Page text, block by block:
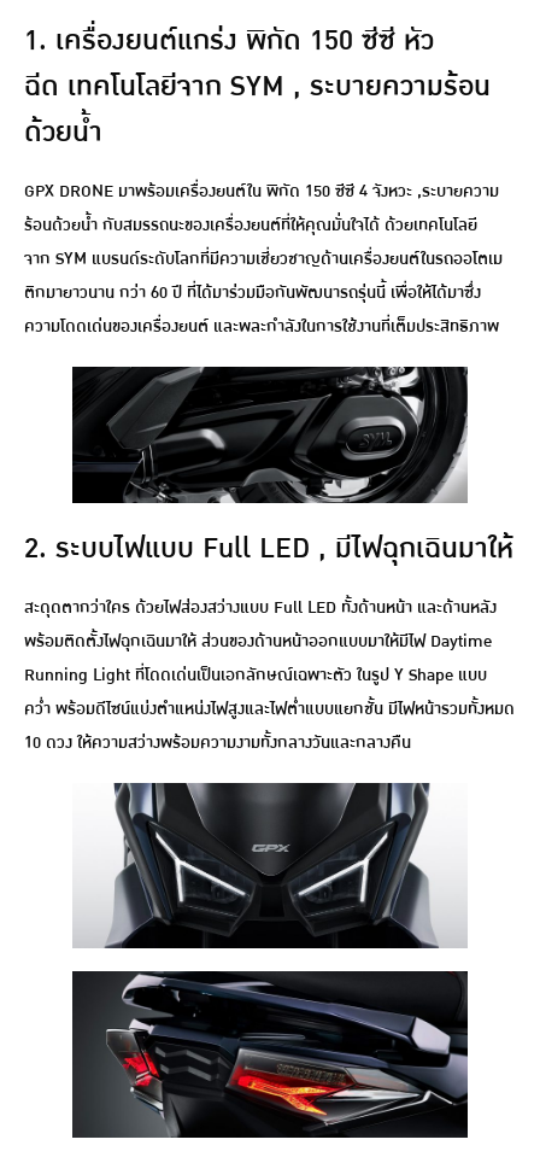
1. เครื่องยนต์แกร่ง พิกัด 150 ซีซี หัว
ฉีด เทคโนโลยีจาก SYM , ระบายความร้อน
ด้วยน้ำ
GPX DRONE มาพร้อมเครื่องยนต์ใน พิกัด 150 ซีซี 4 จังหวะ ,ระบายความ
ร้อนด้วยน้ำ กับสมรรถนะของเครื่องยนต์ที่ให้คุณมั่นใจได้ ด้วยเทคโนโลยี
จาก SYM แบรนด์ระดับโลกที่มีความเชี่ยวชาญด้านเครื่องยนต์ในรถออโตเม
ติกมายาวนาน กว่า 60 ปี ที่ได้มาร่วมมือกันพัฒนารถรุ่นนี้ เพื่อให้ได้มาซึ่ง
ความโดดเด่นของเครื่องยนต์ และพละกำลังในการใช้งานที่เต็มประสิทธิภาพ
2. ระบบไฟแบบ Full LED , มีไฟฉุกเฉินมาให้
สะดุดตากว่าใคร ด้วยไฟส่องสว่างแบบ Full LED ทั้งด้านหน้า และด้านหลัง
พร้อมติดตั้งไฟฉุกเฉินมาให้ ส่วนของด้านหน้าออกแบบมาให้มีไฟ Daytime
Running Light ที่โดดเด่นเป็นเอกลักษณ์เฉพาะตัว ในรูป Y Shape แบบ
คว่ำ พร้อมดีไซน์แบ่งตำแหน่งไฟสูงและไฟต่ำแบบแยกชั้น มีไฟหน้ารวมทั้งหมด
10 ดวง ให้ความสว่างพร้อมความงามทั้งกลางวันและกลางคืน